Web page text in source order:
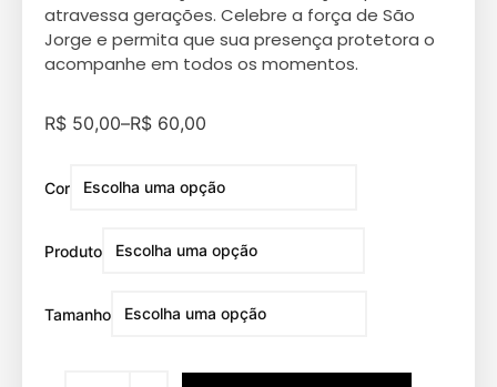
atravessa gerações. Celebre a força de São
Jorge e permita que sua presença protetora o
acompanhe em todos os momentos.
R$ 50,00–R$ 60,00
Cor
Produto
Tamanho